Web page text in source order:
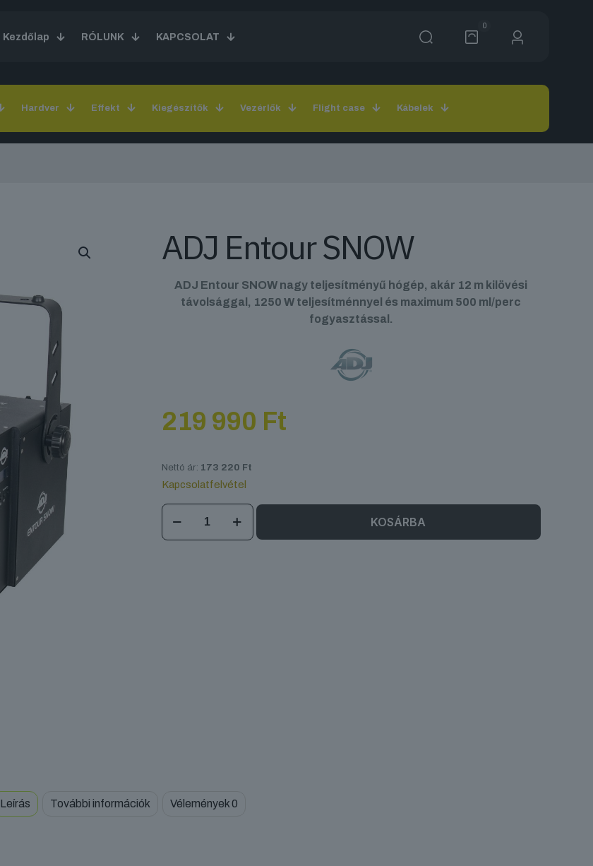
Kezdőlap RÓLUNK KAPCSOLAT
0
Hardver Effekt Kiegészítők Vezérlők Flight case Kábelek
ADJ Entour SNOW
ADJ Entour SNOW nagy teljesítményű hógép, akár 12 m kilövési
távolsággal, 1250 W teljesítménnyel és maximum 500 ml/perc
fogyasztással.
219 990 Ft
Nettó ár: 173 220 Ft
Kapcsolatfelvétel
ADJ
KOSÁRBA
Leírás További információk Vélemények0